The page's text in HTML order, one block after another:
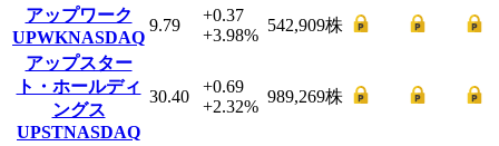
アップワーク
UPWKNASDAQ
9.79
+0.37
+3.98%
542,909株
アップスター
ト・ホールディ
ングス
UPSTNASDAQ
30.40
+0.69
+2.32%
989,269株